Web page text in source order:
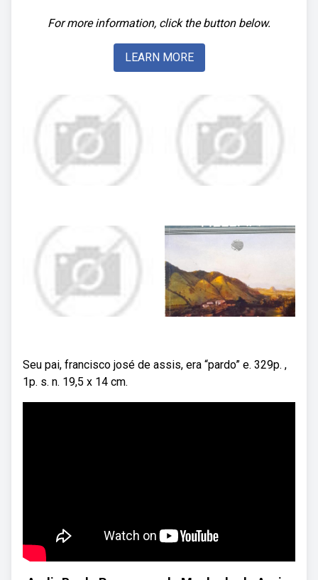
For more information, click the button below.
LEARN MORE
Seu pai, francisco josé de assis, era “pardo” e. 329p. ,
1p. s. n. 19,5 x 14 cm.